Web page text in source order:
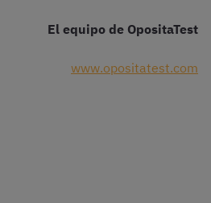
El equipo de OpositaTest
www.opositatest.com